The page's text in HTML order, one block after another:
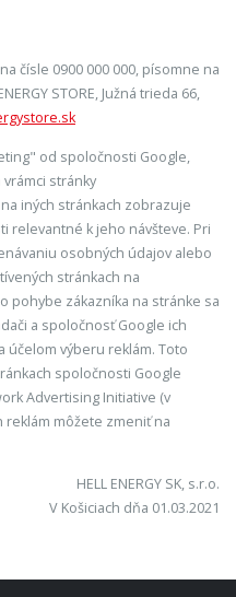
čísle 0900 000 000, písomne na
STORE, Južná trieda 66,
od spoločnosti Google,
stránky
iných stránkach zobrazuje
relevantné k jeho návšteve. Pri
osobných údajov alebo
stránkach na
pohybe zákazníka na stránke sa
a spoločnosť Google ich
účelom výberu reklám. Toto
spoločnosti Google
Advertising Initiative (v
reklám môžete zmeniť na
HELL ENERGY SK, s.r.o.
V Košiciach dňa 01.03.2021